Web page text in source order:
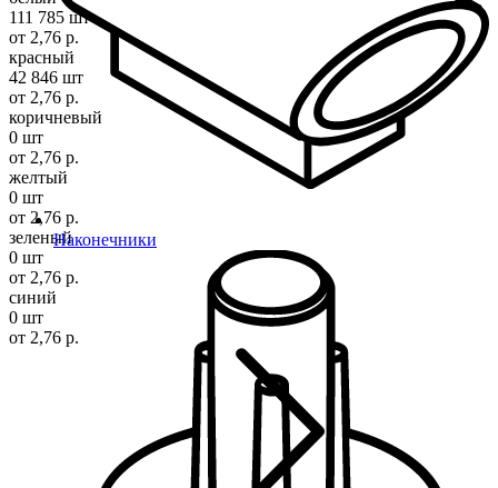
Наконечники
111 785 шт
от 2,76 р.
красный
42 846 шт
от 2,76 р.
коричневый
0 шт
от 2,76 р.
желтый
0 шт
от 2,76 р.
зеленый
0 шт
от 2,76 р.
синий
0 шт
от 2,76 р.